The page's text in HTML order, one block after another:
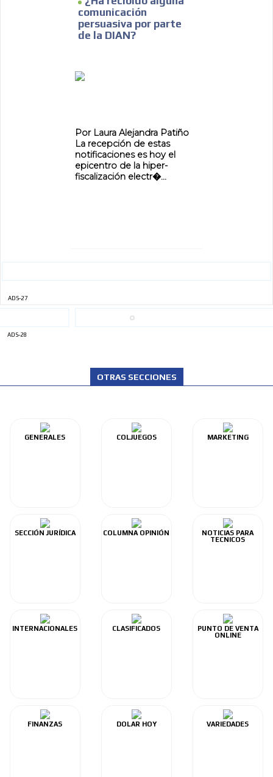
comunicación
persuasiva por parte
de la DIAN?
Por Laura Alejandra Patiño
La recepción de estas
notificaciones es hoy el
epicentro de la hiper-
fiscalización electr�...
ADS-27
ADS-28
OTRAS SECCIONES
GENERALES COLJUEGOS MARKETING
SECCIÓN JURÍDICA COLUMNA OPINIÓN
NOTICIAS PARA
TECNICOS
INTERNACIONALES CLASIFICADOS
PUNTO DE VENTA
ONLINE
FINANZAS DOLAR HOY VARIEDADES